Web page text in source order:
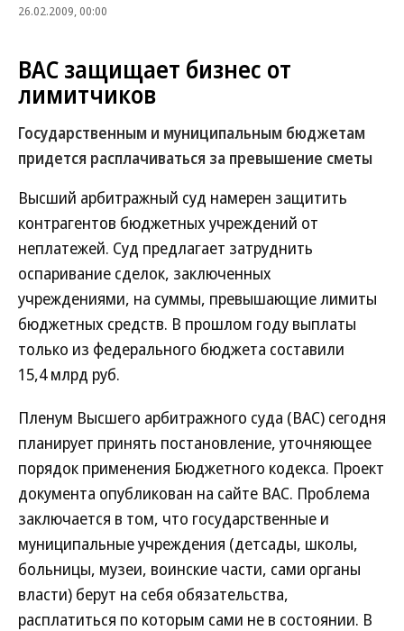
26.02.2009, 00:00
ВАС защищает бизнес от
лимитчиков
Государственным и муниципальным бюджетам
придется расплачиваться за превышение сметы
Высший арбитражный суд намерен защитить
контрагентов бюджетных учреждений от
неплатежей. Суд предлагает затруднить
оспаривание сделок, заключенных
учреждениями, на суммы, превышающие лимиты
бюджетных средств. В прошлом году выплаты
только из федерального бюджета составили
15,4 млрд руб.
Пленум Высшего арбитражного суда (ВАС) сегодня
планирует принять постановление, уточняющее
порядок применения Бюджетного кодекса. Проект
документа опубликован на сайте ВАС. Проблема
заключается в том, что государственные и
муниципальные учреждения (детсады, школы,
больницы, музеи, воинские части, сами органы
власти) берут на себя обязательства,
расплатиться по которым сами не в состоянии. В